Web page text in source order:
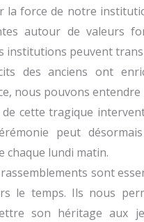
la force de notre
autour de valeurs
institutions peuvent
des anciens ont
nous pouvons entendre
cette tragique
peut
chaque lundi matin.
sont
le temps. Ils nous
son héritage aux